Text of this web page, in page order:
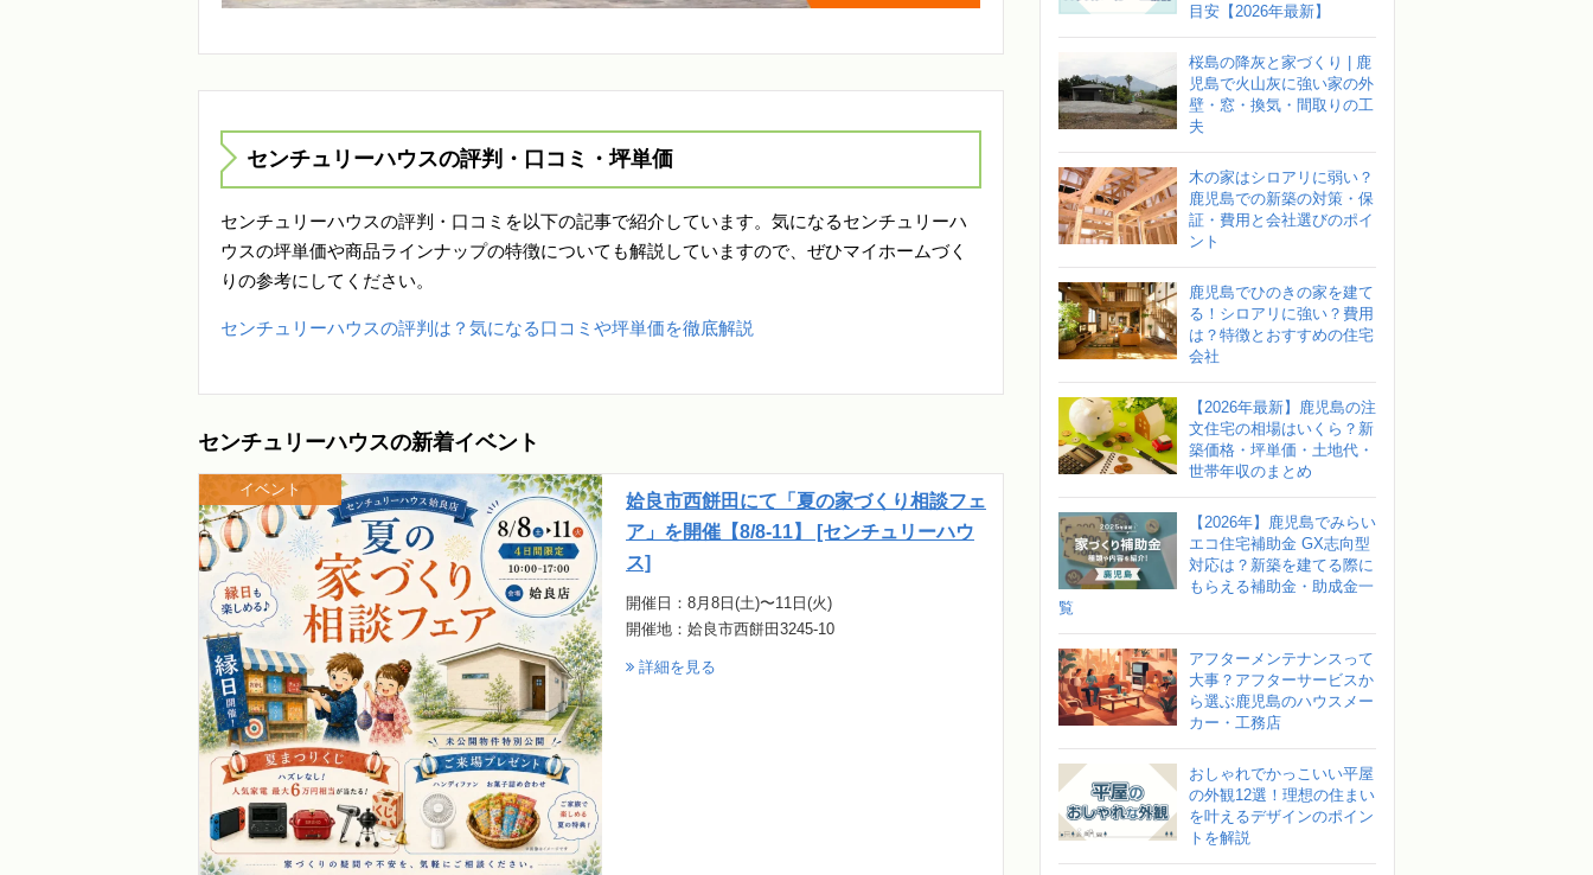
センチュリーハウスの評判・口コミ・坪単価
センチュリーハウスの評判・口コミを以下の記事で紹介しています。気になるセンチュリーハ
ウスの坪単価や商品ラインナップの特徴についても解説していますので、ぜひマイホームづく
りの参考にしてください。
センチュリーハウスの評判は？気になる口コミや坪単価を徹底解説
センチュリーハウスの新着イベント
姶良市西餅田にて「夏の家づくり相談フェ
ア」を開催【8/8-11】 [センチュリーハウ
ス]
開催日：8月8日(土)〜11日(火)
開催地：姶良市西餅田3245-10
詳細を見る
イベント
目安【2026年最新】
桜島の降灰と家づくり | 鹿
児島で火山灰に強い家の外
壁・窓・換気・間取りの工
夫
木の家はシロアリに弱い？
鹿児島での新築の対策・保
証・費用と会社選びのポイ
ント
鹿児島でひのきの家を建て
る！シロアリに強い？費用
は？特徴とおすすめの住宅
会社
【2026年最新】鹿児島の注
文住宅の相場はいくら？新
築価格・坪単価・土地代・
世帯年収のまとめ
【2026年】鹿児島でみらい
エコ住宅補助金 GX志向型
対応は？新築を建てる際に
もらえる補助金・助成金一
覧
アフターメンテナンスって
大事？アフターサービスか
ら選ぶ鹿児島のハウスメー
カー・工務店
おしゃれでかっこいい平屋
の外観12選！理想の住まい
を叶えるデザインのポイン
トを解説